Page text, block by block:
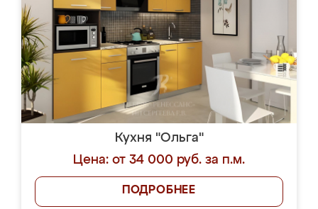
Кухня "Ольга"
Цена: от 34 000 руб. за п.м.
ПОДРОБНЕЕ